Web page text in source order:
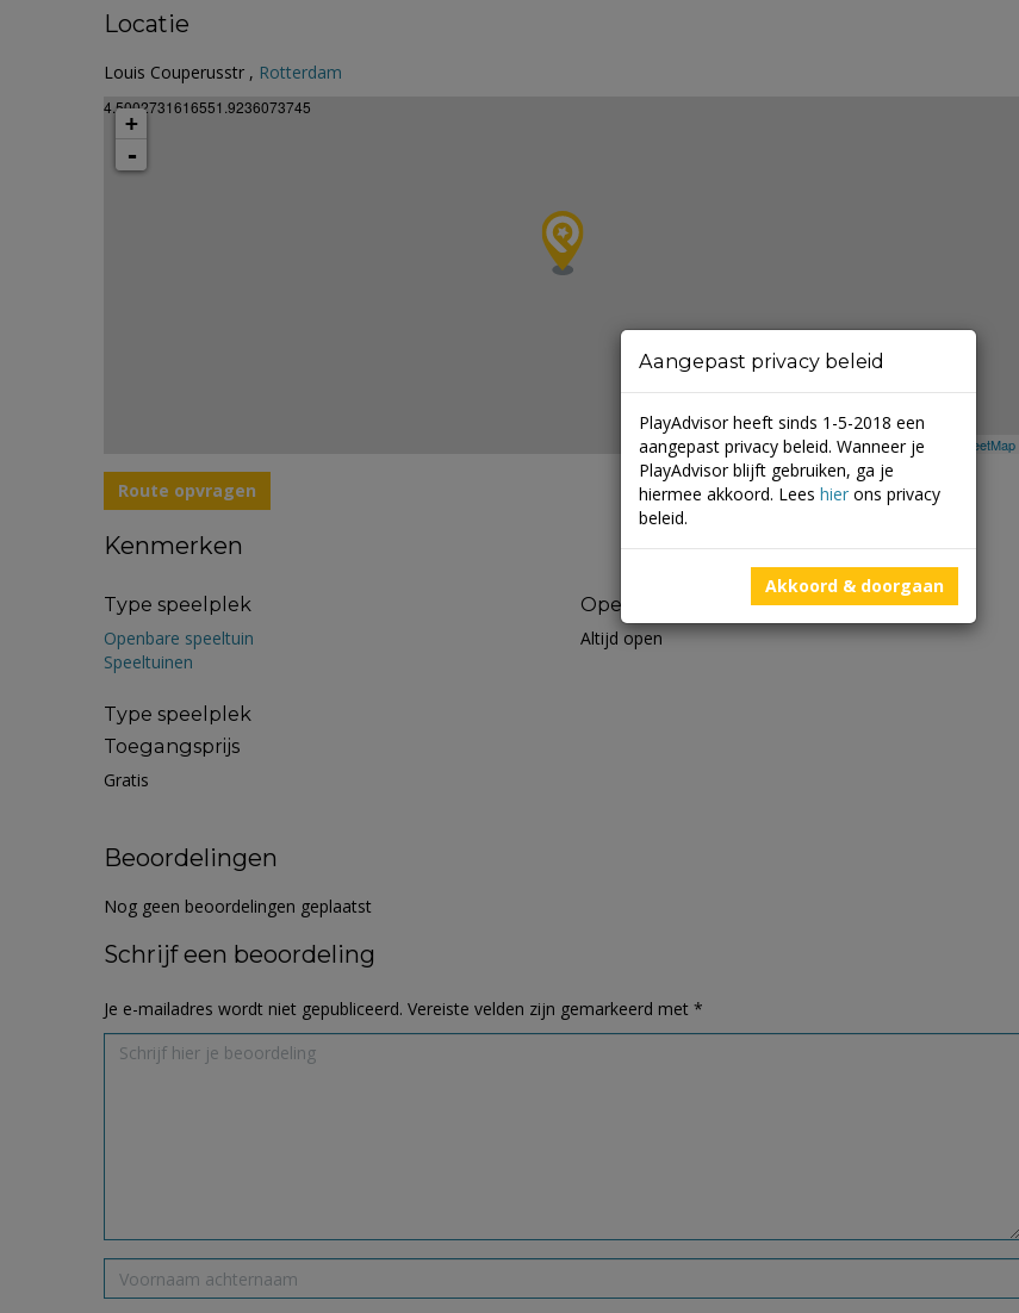
Locatie
Louis Couperusstr , Rotterdam
4.5002731616551.9236073745
+
-
Leaflet | ©Mapbox © OpenStreetMap
Route opvragen
Kenmerken
Type speelplek
Openbare speeltuin
Speeltuinen
Type speelplek
Toegangsprijs
Gratis
Openingstijden
Altijd open
Beoordelingen
Nog geen beoordelingen geplaatst
Schrijf een beoordeling
Je e-mailadres wordt niet gepubliceerd. Vereiste velden zijn gemarkeerd met *
Aangepast privacy beleid
PlayAdvisor heeft sinds 1-5-2018 een
aangepast privacy beleid. Wanneer je
PlayAdvisor blijft gebruiken, ga je
hiermee akkoord. Lees hier ons privacy
beleid.
Akkoord & doorgaan